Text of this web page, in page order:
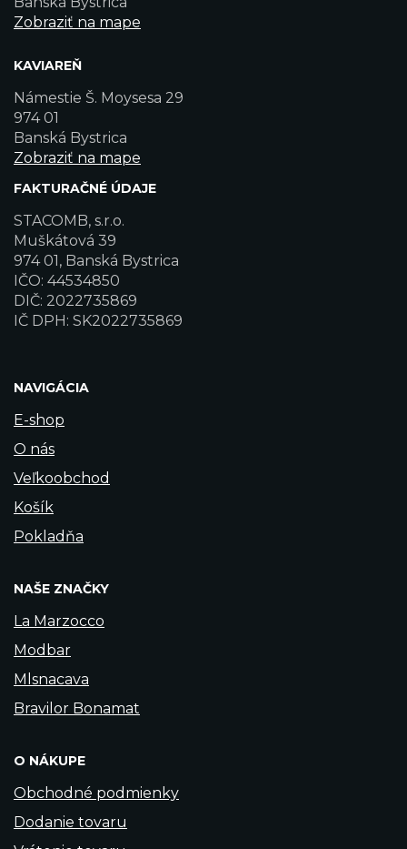
Zobraziť na mape
KAVIAREŇ
Námestie Š. Moysesa 29
974 01
Banská Bystrica
Zobraziť na mape
FAKTURAČNÉ ÚDAJE
STACOMB, s.r.o.
Muškátová 39
974 01, Banská Bystrica
IČO: 44534850
DIČ: 2022735869
IČ DPH: SK2022735869
NAVIGÁCIA
E-shop
O nás
Veľkoobchod
Košík
Pokladňa
NAŠE ZNAČKY
La Marzocco
Modbar
Mlsnacava
Bravilor Bonamat
O NÁKUPE
Obchodné podmienky
Dodanie tovaru